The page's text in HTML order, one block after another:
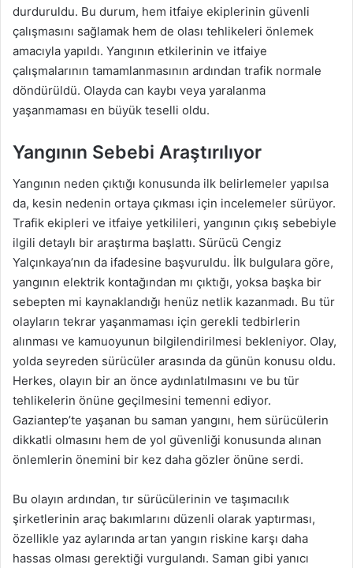
durduruldu. Bu durum, hem itfaiye ekiplerinin güvenli
çalışmasını sağlamak hem de olası tehlikeleri önlemek
amacıyla yapıldı. Yangının etkilerinin ve itfaiye
çalışmalarının tamamlanmasının ardından trafik normale
döndürüldü. Olayda can kaybı veya yaralanma
yaşanmaması en büyük teselli oldu.
Yangının Sebebi Araştırılıyor
Yangının neden çıktığı konusunda ilk belirlemeler yapılsa
da, kesin nedenin ortaya çıkması için incelemeler sürüyor.
Trafik ekipleri ve itfaiye yetkilileri, yangının çıkış sebebiyle
ilgili detaylı bir araştırma başlattı. Sürücü Cengiz
Yalçınkaya’nın da ifadesine başvuruldu. İlk bulgulara göre,
yangının elektrik kontağından mı çıktığı, yoksa başka bir
sebepten mi kaynaklandığı henüz netlik kazanmadı. Bu tür
olayların tekrar yaşanmaması için gerekli tedbirlerin
alınması ve kamuoyunun bilgilendirilmesi bekleniyor. Olay,
yolda seyreden sürücüler arasında da günün konusu oldu.
Herkes, olayın bir an önce aydınlatılmasını ve bu tür
tehlikelerin önüne geçilmesini temenni ediyor.
Gaziantep’te yaşanan bu saman yangını, hem sürücülerin
dikkatli olmasını hem de yol güvenliği konusunda alınan
önlemlerin önemini bir kez daha gözler önüne serdi.
Bu olayın ardından, tır sürücülerinin ve taşımacılık
şirketlerinin araç bakımlarını düzenli olarak yaptırması,
özellikle yaz aylarında artan yangın riskine karşı daha
hassas olması gerektiği vurgulandı. Saman gibi yanıcı